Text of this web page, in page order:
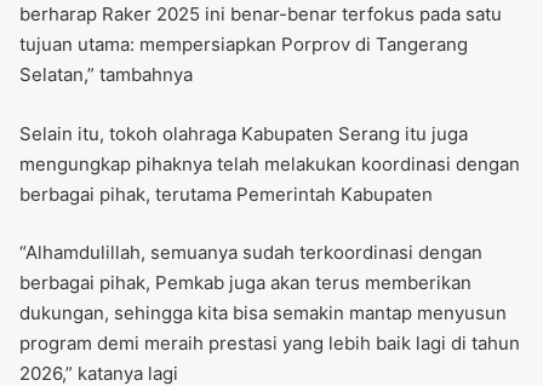
berharap Raker 2025 ini benar-benar terfokus pada satu
tujuan utama: mempersiapkan Porprov di Tangerang
Selatan,” tambahnya
Selain itu, tokoh olahraga Kabupaten Serang itu juga
mengungkap pihaknya telah melakukan koordinasi dengan
berbagai pihak, terutama Pemerintah Kabupaten
“Alhamdulillah, semuanya sudah terkoordinasi dengan
berbagai pihak, Pemkab juga akan terus memberikan
dukungan, sehingga kita bisa semakin mantap menyusun
program demi meraih prestasi yang lebih baik lagi di tahun
2026,” katanya lagi